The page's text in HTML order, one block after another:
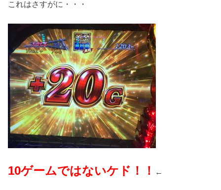
これはさすがに・・・
10ゲームではないケド！！ ←